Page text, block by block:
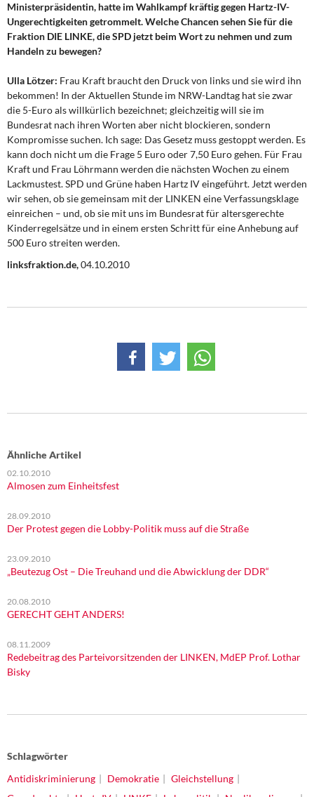
Ministerpräsidentin, hatte im Wahlkampf kräftig gegen Hartz-IV-
Ungerechtigkeiten getrommelt. Welche Chancen sehen Sie für die
Fraktion DIE LINKE, die SPD jetzt beim Wort zu nehmen und zum
Handeln zu bewegen?
Ulla Lötzer: Frau Kraft braucht den Druck von links und sie wird ihn
bekommen! In der Aktuellen Stunde im NRW-Landtag hat sie zwar
die 5-Euro als willkürlich bezeichnet; gleichzeitig will sie im
Bundesrat nach ihren Worten aber nicht blockieren, sondern
Kompromisse suchen. Ich sage: Das Gesetz muss gestoppt werden. Es
kann doch nicht um die Frage 5 Euro oder 7,50 Euro gehen. Für Frau
Kraft und Frau Löhrmann werden die nächsten Wochen zu einem
Lackmustest. SPD und Grüne haben Hartz IV eingeführt. Jetzt werden
wir sehen, ob sie gemeinsam mit der LINKEN eine Verfassungsklage
einreichen – und, ob sie mit uns im Bundesrat für altersgerechte
Kinderregelsätze und in einem ersten Schritt für eine Anhebung auf
500 Euro streiten werden.
linksfraktion.de,04.10.2010
Ähnliche Artikel
02.10.2010
Almosen zum Einheitsfest
28.09.2010
Der Protest gegen die Lobby-Politik muss auf die Straße
23.09.2010
„Beutezug Ost – Die Treuhand und die Abwicklung der DDR“
20.08.2010
GERECHT GEHT ANDERS!
08.11.2009
Redebeitrag des Parteivorsitzenden der LINKEN, MdEP Prof. Lothar
Bisky
Schlagwörter
Antidiskriminierung
Demokratie
Gleichstellung